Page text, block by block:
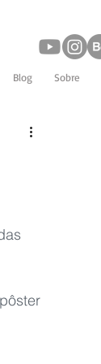
Blog Sobre